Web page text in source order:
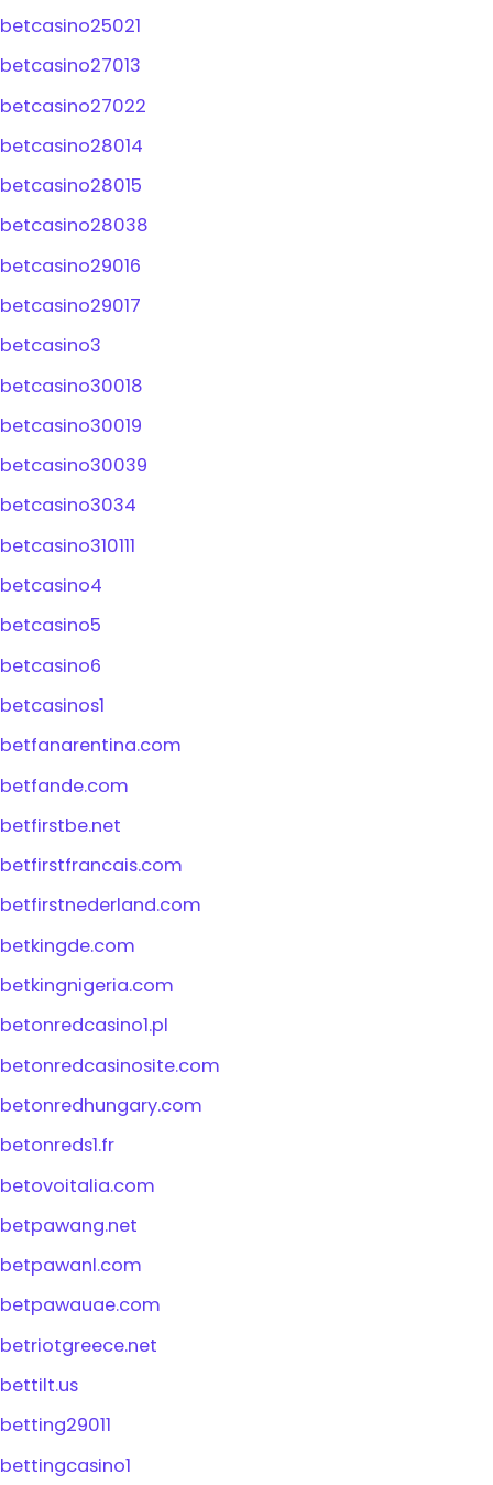
betcasino25021
betcasino27013
betcasino27022
betcasino28014
betcasino28015
betcasino28038
betcasino29016
betcasino29017
betcasino3
betcasino30018
betcasino30019
betcasino30039
betcasino3034
betcasino310111
betcasino4
betcasino5
betcasino6
betcasinos1
betfanarentina.com
betfande.com
betfirstbe.net
betfirstfrancais.com
betfirstnederland.com
betkingde.com
betkingnigeria.com
betonredcasino1.pl
betonredcasinosite.com
betonredhungary.com
betonreds1.fr
betovoitalia.com
betpawang.net
betpawanl.com
betpawauae.com
betriotgreece.net
bettilt.us
betting29011
bettingcasino1